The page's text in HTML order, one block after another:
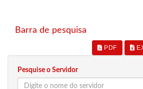
Barra de pesquisa
PDF
Pesquise o Servidor